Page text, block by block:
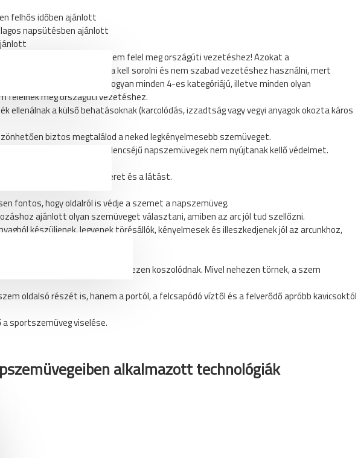
felhős időben ajánlott
napsütésben ajánlott
erős napfénynél ajánlott. Nem felel meg országúti vezetéshez! Azokat a
alatt van, 4-es kategóriába kell sorolni és nem szabad vezetéshez használni, mert
a szemüvegeken, ahogyan minden 4-es kategóriájú, illetve minden olyan
felelnek meg országúti vezetéshez.
a külső behatásoknak (karcolódás, izzadtság vagy vegyi anyagok okozta káros
biztos megtalálod a neked legkényelmesebb szemüveget.
a szembe, a kicsi, kerek lencséjű napszemüvegek nem nyújtanak kellő védelmet.
korlátozza a látóteret és a látást.
fontos, hogy oldalról is védje a szemet a napszemüveg.
ajánlott olyan szemüveget választani, amiben az arc jól tud szellőzni.
készüljenek, legyenek törésállók, kényelmesek és illeszkedjenek jól az arcunkhoz,
nagyon könnyűek, és nehezen koszolódnak. Mivel nehezen törnek, a szem
oldalsó részét is, hanem a portól, a felcsapódó víztől és a felverődő apróbb kavicsoktól
sportszemüveg viselése.
alkalmazott technológiák